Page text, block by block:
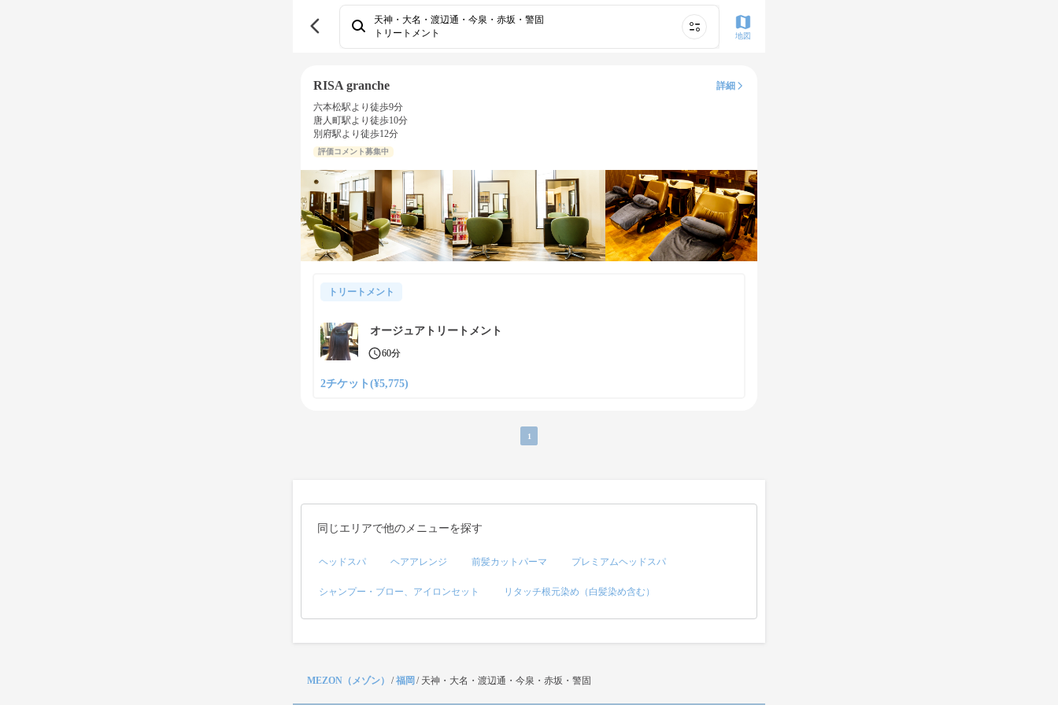
天神・大名・渡辺通・今泉・赤坂・警固
トリートメント
地図
RISA granche
詳細
六本松駅より徒歩9分
唐人町駅より徒歩10分
別府駅より徒歩12分
評価コメント募集中
トリートメント
オージュアトリートメント
60分
2チケット(¥5,775)
1
同じエリアで他のメニューを探す
ヘッドスパ ヘアアレンジ 前髪カットパーマ プレミアムヘッドスパ
シャンプー・ブロー、アイロンセット リタッチ根元染め（白髪染め含む）
MEZON（メゾン） /福岡 / 天神・大名・渡辺通・今泉・赤坂・警固